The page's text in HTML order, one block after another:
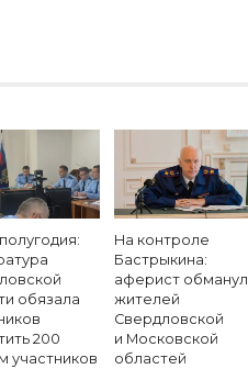
обязала
200
участников
На контроле
Бастрыкина:
аферист обманул
жителей
Свердловской
и Московской
областей